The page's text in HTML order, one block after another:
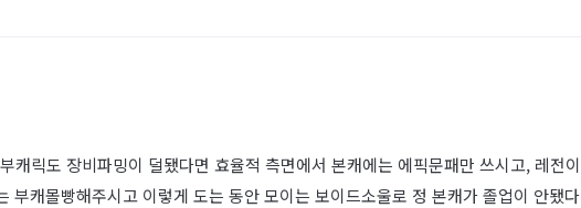
릭도 장비파밍이 덜됐다면 효율적 측면에서 본캐에는 에픽문패만 쓰시고, 레전이
캐몰빵해주시고 이렇게 도는 동안 모이는 보이드소울로 정 본캐가 졸업이 안됐다